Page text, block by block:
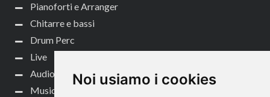
Noi usiamo i cookies
Pianoforti e Arranger
Chitarre e bassi
Drum Perc
Live
Audio per video
Music Life